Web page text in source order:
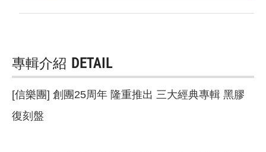
專輯介紹 DETAIL
[信樂團] 創團25周年 隆重推出 三大經典專輯 黑膠
復刻盤